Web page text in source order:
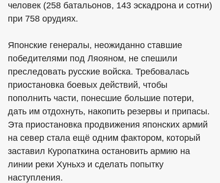
человек (258 батальонов, 143 эскадрона и сотни)
при 758 орудиях.
Японские генералы, неожиданно ставшие
победителями под Ляояном, не спешили
преследовать русские войска. Требовалась
приостановка боевых действий, чтобы
пополнить части, понесшие большие потери,
дать им отдохнуть, накопить резервы и припасы.
Эта приостановка продвижения японских армий
на север стала ещё одним фактором, который
заставил Куропаткина остановить армию на
линии реки Хуньхэ и сделать попытку
наступления.